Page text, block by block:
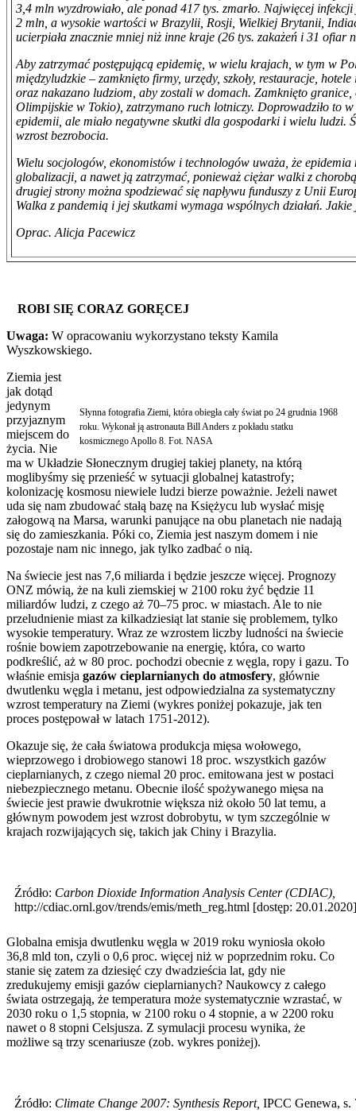
3,4 mln wyzdrowiało, ale ponad 417 tys. zmarło. Najwięcej
2 mln, a wysokie wartości w Brazylii, Rosji, Wielkiej Brytanii,
ucierpiała znacznie mniej niż inne kraje (26 tys. zakażeń i 31 ofiar
Aby zatrzymać postępującą epidemię, w wielu krajach, w tym w
międzyludzkie – zamknięto firmy, urzędy, szkoły, restauracje,
oraz nakazano ludziom, aby zostali w domach. Zamknięto
Olimpijskie w Tokio), zatrzymano ruch lotniczy. Doprowadziło to
epidemii, ale miało negatywne skutki dla gospodarki i wielu ludzi.
wzrost bezrobocia.
Wielu socjologów, ekonomistów i technologów uważa, że
globalizacji, a nawet ją zatrzymać, ponieważ ciężar walki z
drugiej strony można spodziewać się napływu funduszy z Unii
Walka z pandemią i jej skutkami wymaga wspólnych działań.
Oprac. Alicja Pacewicz
ROBI SIĘ CORAZ GORĘCEJ
Uwaga: W opracowaniu wykorzystano teksty Kamila
Wyszkowskiego.
Słynna fotografia Ziemi, która obiegła cały świat po 24 grudnia 1968
roku. Wykonał ją astronauta Bill Anders z pokładu statku
kosmicznego Apollo 8. Fot. NASA
Ziemia jest
jak dotąd
jedynym
przyjaznym
miejscem do
życia. Nie
ma w Układzie Słonecznym drugiej takiej planety, na którą
moglibyśmy się przenieść w sytuacji globalnej katastrofy;
kolonizację kosmosu niewiele ludzi bierze poważnie. Jeżeli nawet
uda się nam zbudować stałą bazę na Księżycu lub wysłać misję
załogową na Marsa, warunki panujące na obu planetach nie nadają
się do zamieszkania. Póki co, Ziemia jest naszym domem i nie
pozostaje nam nic innego, jak tylko zadbać o nią.
Na świecie jest nas 7,6 miliarda i będzie jeszcze więcej. Prognozy
ONZ mówią, że na kuli ziemskiej w 2100 roku żyć będzie 11
miliardów ludzi, z czego aż 70–75 proc. w miastach. Ale to nie
przeludnienie miast za kilkadziesiąt lat stanie się problemem, tylko
wysokie temperatury. Wraz ze wzrostem liczby ludności na świecie
rośnie bowiem zapotrzebowanie na energię, która, co warto
podkreślić, aż w 80 proc. pochodzi obecnie z węgla, ropy i gazu. To
właśnie emisja gazów cieplarnianych do atmosfery, głównie
dwutlenku węgla i metanu, jest odpowiedzialna za systematyczny
wzrost temperatury na Ziemi (wykres poniżej pokazuje, jak ten
proces postępował w latach 1751-2012).
Okazuje się, że cała światowa produkcja mięsa wołowego,
wieprzowego i drobiowego stanowi 18 proc. wszystkich gazów
cieplarnianych, z czego niemal 20 proc. emitowana jest w postaci
niebezpiecznego metanu. Obecnie ilość spożywanego mięsa na
świecie jest prawie dwukrotnie większa niż około 50 lat temu, a
głównym powodem jest wzrost dobrobytu, w tym szczególnie w
krajach rozwijających się, takich jak Chiny i Brazylia.
Źródło: Carbon Dioxide Information Analysis Center (CDIAC),
http://cdiac.ornl.gov/trends/emis/meth_reg.html [dostęp:
Globalna emisja dwutlenku węgla w 2019 roku wyniosła około
36,8 mld ton, czyli o 0,6 proc. więcej niż w poprzednim roku. Co
stanie się zatem za dziesięć czy dwadzieścia lat, gdy nie
zredukujemy emisji gazów cieplarnianych? Naukowcy z całego
świata ostrzegają, że temperatura może systematycznie wzrastać, w
2030 roku o 1,5 stopnia, w 2100 roku o 4 stopnie, a w 2200 roku
nawet o 8 stopni Celsjusza. Z symulacji procesu wynika, że
możliwe są trzy scenariusze (zob. wykres poniżej).
Źródło: Climate Change 2007: Synthesis Report, IPCC Genewa, s.